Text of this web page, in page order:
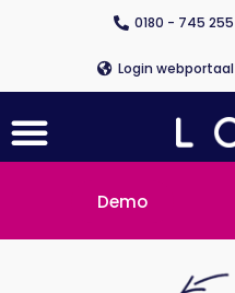
0180 - 745 255
Login webportaal
Menu
Demo